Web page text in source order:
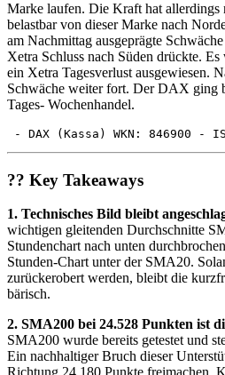
Marke laufen. Die Kraft hat allerdings
belastbar von dieser Marke nach
am Nachmittag ausgeprägte
Xetra Schluss nach Süden drückte.
ein Xetra Tagesverlust ausgewiesen.
Schwäche weiter fort. Der DAX ging
Tages- Wochenhandel.
- DAX (Kassa) WKN: 846900 -
?? Key Takeaways
1. Technisches Bild bleibt
wichtigen gleitenden Durchschnitte
Stundenchart nach unten
Stunden-Chart unter der SMA20.
zurückerobert werden, bleibt die
bärisch.
2. SMA200 bei 24.528 Punkten ist
SMA200 wurde bereits getestet und
Ein nachhaltiger Bruch dieser